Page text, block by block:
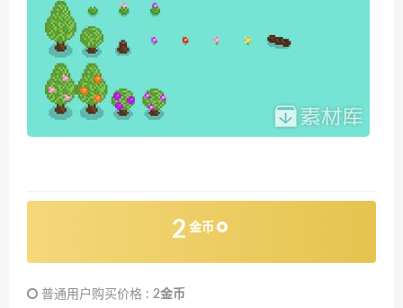
2 金币
普通用户购买价格 : 2金币